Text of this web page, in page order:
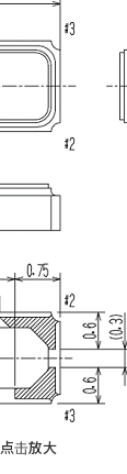
点击放大